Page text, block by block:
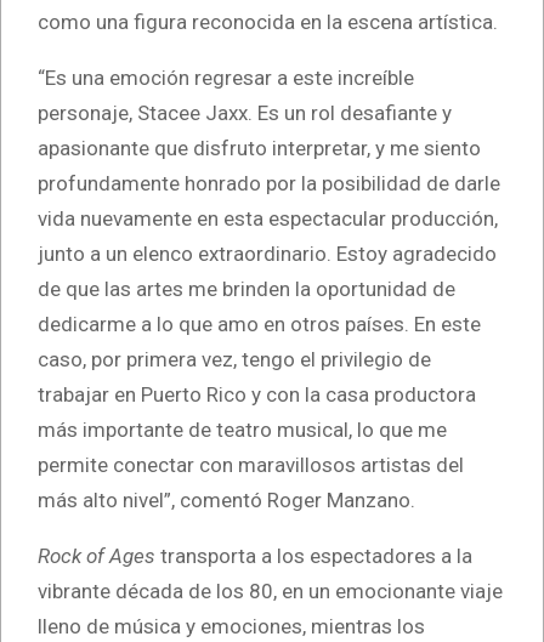
como una figura reconocida en la escena artística.
“Es una emoción regresar a este increíble
personaje, Stacee Jaxx. Es un rol desafiante y
apasionante que disfruto interpretar, y me siento
profundamente honrado por la posibilidad de darle
vida nuevamente en esta espectacular producción,
junto a un elenco extraordinario. Estoy agradecido
de que las artes me brinden la oportunidad de
dedicarme a lo que amo en otros países. En este
caso, por primera vez, tengo el privilegio de
trabajar en Puerto Rico y con la casa productora
más importante de teatro musical, lo que me
permite conectar con maravillosos artistas del
más alto nivel”, comentó Roger Manzano.
Rock of Ages transporta a los espectadores a la
vibrante década de los 80, en un emocionante viaje
lleno de música y emociones, mientras los